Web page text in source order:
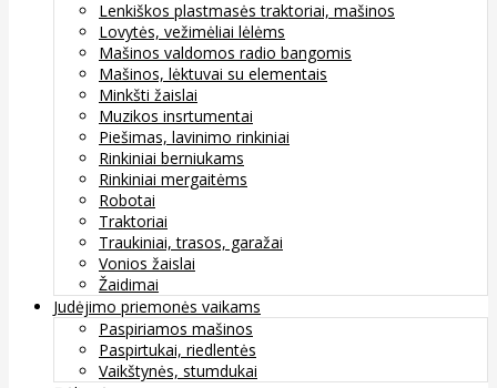
Lenkiškos plastmasės traktoriai, mašinos
Lovytės, vežimėliai lėlėms
Mašinos valdomos radio bangomis
Mašinos, lėktuvai su elementais
Minkšti žaislai
Muzikos insrtumentai
Piešimas, lavinimo rinkiniai
Rinkiniai berniukams
Rinkiniai mergaitėms
Robotai
Traktoriai
Traukiniai, trasos, garažai
Vonios žaislai
Žaidimai
Judėjimo priemonės vaikams
Paspiriamos mašinos
Paspirtukai, riedlentės
Vaikštynės, stumdukai